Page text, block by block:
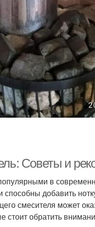
Советы и
в
добавить
смесителя может
обратить